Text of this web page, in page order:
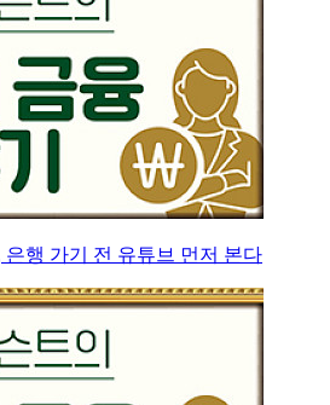
은행 가기 전 유튜브 먼저 본다